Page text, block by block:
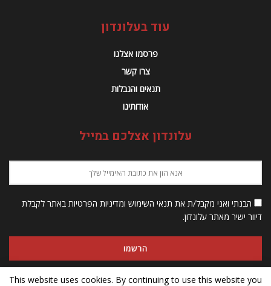
עוד בעלונדון
פרסמו אצלנו
צרו קשר
תנאים והגבלות
אודותינו
עלונדון אצלכם במייל
הבנתי ואני מקבל/ת את תנאי השימוש ומדיניות הפרטיות באתר לקבלת
דיוור ישיר מאתר עלונדון.
This website uses cookies. By continuing to use this website you